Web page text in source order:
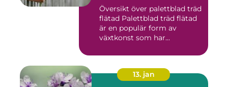
Översikt över palettblad träd
flätad Palettblad träd flätad
är en populär form av
växtkonst som har...
13. jan